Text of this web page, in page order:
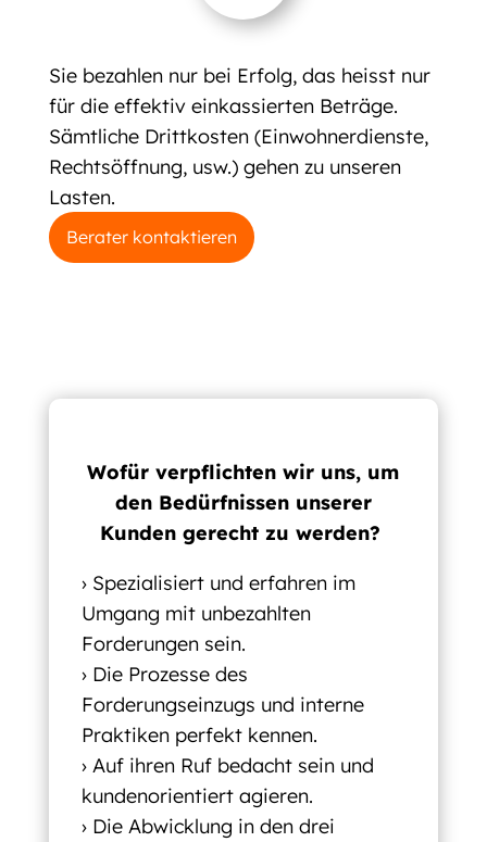
Sie bezahlen nur bei Erfolg, das heisst nur
für die effektiv einkassierten Beträge.
Sämtliche Drittkosten (Einwohnerdienste,
Rechtsöffnung, usw.) gehen zu unseren
Lasten.
Berater kontaktieren
Wofür verpflichten wir uns, um
den Bedürfnissen unserer
Kunden gerecht zu werden?
› Spezialisiert und erfahren im
Umgang mit unbezahlten
Forderungen sein.
› Die Prozesse des
Forderungseinzugs und interne
Praktiken perfekt kennen.
› Auf ihren Ruf bedacht sein und
kundenorientiert agieren.
› Die Abwicklung in den drei